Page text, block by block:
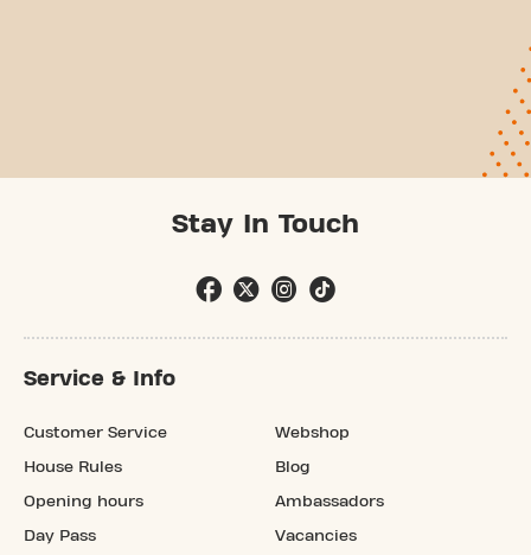
Stay In Touch
Service & Info
Customer Service
House Rules
Opening hours
Day Pass
Webshop
Blog
Ambassadors
Vacancies